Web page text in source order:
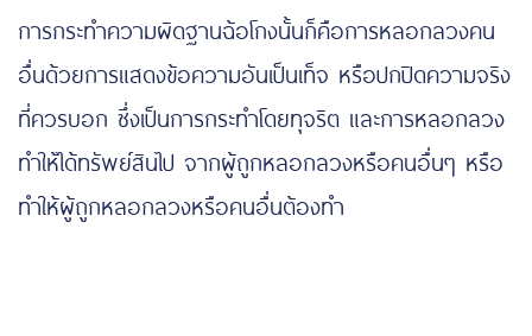
การกระทำความผิดฐานฉ้อโกงนั้นก็คือการหลอกลวงคน
อื่นด้วยการแสดงข้อความอันเป็นเท็จ หรือปกปิดความจริง
ที่ควรบอก ซึ่งเป็นการกระทำโดยทุจริต และการหลอกลวง
ทำให้ได้ทรัพย์สินไป จากผู้ถูกหลอกลวงหรือคนอื่นๆ หรือ
ทำให้ผู้ถูกหลอกลวงหรือคนอื่นต้องทำ